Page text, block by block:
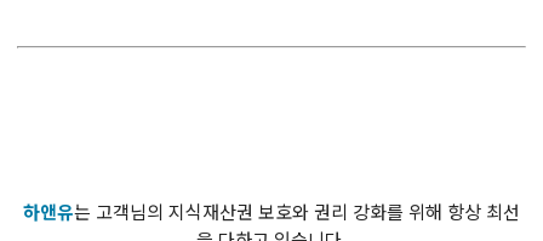
하앤유는 고객님의 지식재산권 보호와 권리 강화를 위해 항상 최선